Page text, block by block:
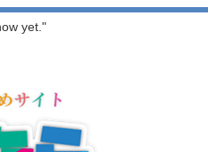
yet."